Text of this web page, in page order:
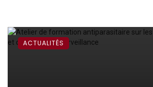
ACTUALITÉS